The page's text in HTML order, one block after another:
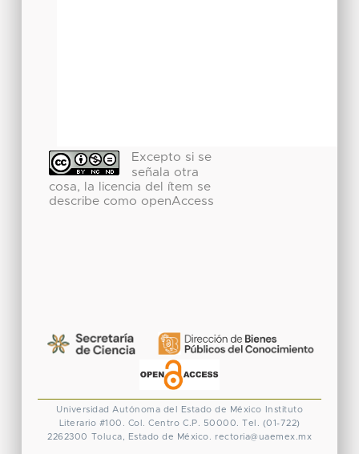
Excepto si se
señala otra
cosa, la licencia del ítem se
describe como openAccess
Universidad Autónoma del Estado de México
Instituto
Literario #100. Col. Centro C.P. 50000. Tel. (01-722)
2262300 Toluca, Estado de México. rectoria@uaemex.mx